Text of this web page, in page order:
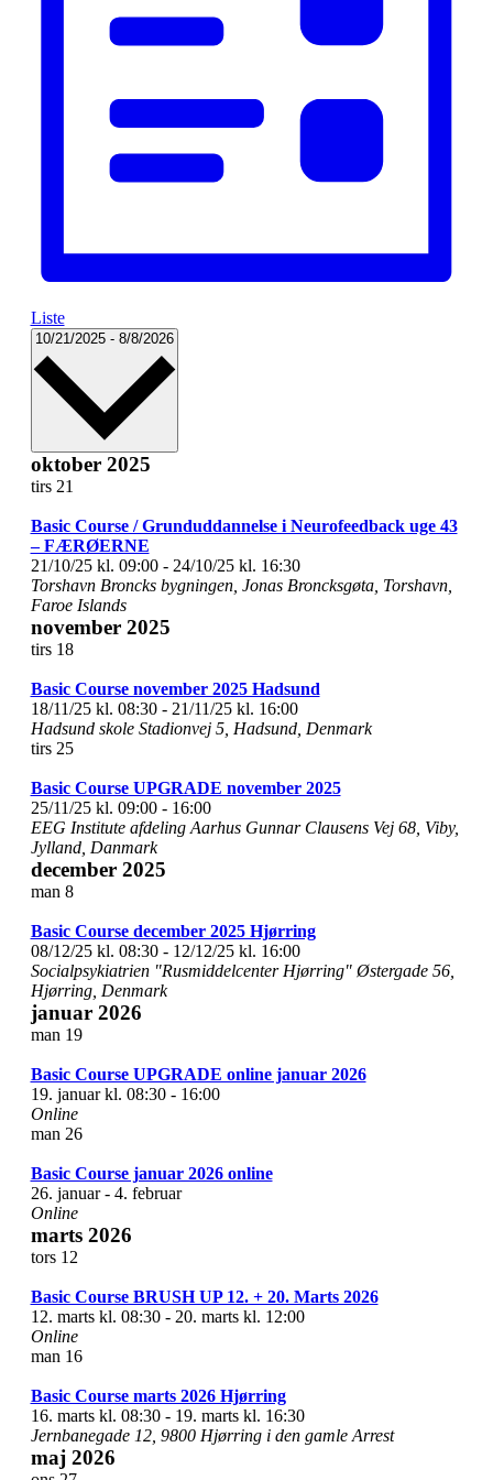
Liste
10/21/2025 - 8/8/2026 Vælg
oktober 2025
tirs 21
Basic Course / Grunduddannelse i Neurofeedback uge 43
– FÆRØERNE
21/10/25 kl. 09:00- 24/10/25 kl. 16:30
Torshavn Broncks bygningen, Jonas Broncksgøta, Torshavn,
Faroe Islands
november 2025
tirs 18
Basic Course november 2025 Hadsund
18/11/25 kl. 08:30- 21/11/25 kl. 16:00
Hadsund skole Stadionvej 5, Hadsund, Denmark
tirs 25
Basic Course UPGRADE november 2025
25/11/25 kl. 09:00- 16:00
EEG Institute afdeling Aarhus Gunnar Clausens Vej 68, Viby,
Jylland, Danmark
december 2025
man 8
Basic Course december 2025 Hjørring
08/12/25 kl. 08:30- 12/12/25 kl. 16:00
Socialpsykiatrien "Rusmiddelcenter Hjørring" Østergade 56,
Hjørring, Denmark
januar 2026
man 19
Basic Course UPGRADE online januar 2026
19. januar kl. 08:30- 16:00
Online
man 26
Basic Course januar 2026 online
26. januar- 4. februar
Online
marts 2026
tors 12
Basic Course BRUSH UP 12. + 20. Marts 2026
12. marts kl. 08:30- 20. marts kl. 12:00
Online
man 16
Basic Course marts 2026 Hjørring
16. marts kl. 08:30- 19. marts kl. 16:30
Jernbanegade 12, 9800 Hjørring i den gamle Arrest
maj 2026